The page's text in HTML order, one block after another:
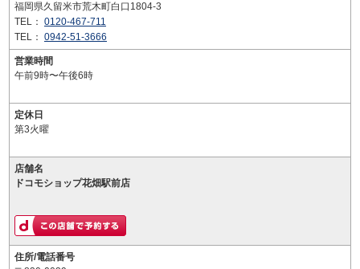
福岡県久留米市荒木町白口1804-3
TEL： 0120-467-711
TEL： 0942-51-3666
営業時間
午前9時〜午後6時
定休日
第3火曜
店舗名
ドコモショップ花畑駅前店
住所/電話番号